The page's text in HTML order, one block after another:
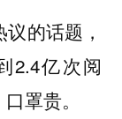
的话题，
2.4亿次阅
罩贵。